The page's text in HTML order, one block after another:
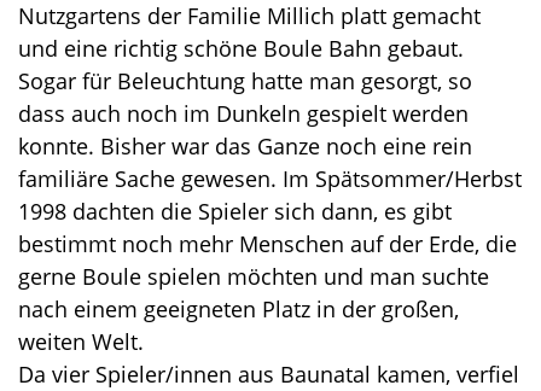
Nutzgartens der Familie Millich platt gemacht
und eine richtig schöne Boule Bahn gebaut.
Sogar für Beleuchtung hatte man gesorgt, so
dass auch noch im Dunkeln gespielt werden
konnte. Bisher war das Ganze noch eine rein
familiäre Sache gewesen. Im Spätsommer/Herbst
1998 dachten die Spieler sich dann, es gibt
bestimmt noch mehr Menschen auf der Erde, die
gerne Boule spielen möchten und man suchte
nach einem geeigneten Platz in der großen,
weiten Welt.
Da vier Spieler/innen aus Baunatal kamen, verfiel